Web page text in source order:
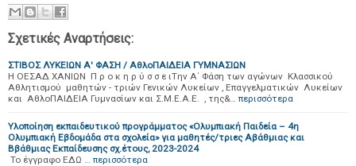
Σχετικές Αναρτήσεις:
ΣΤΙΒΟΣ ΛΥΚΕΙΩΝ Α' ΦΑΣΗ / ΑθλοΠΑΙΔΕΙΑ ΓΥΜΝΑΣΙΩΝ
Η ΟΕΣΑΔ ΧΑΝΙΩΝ Π ρ ο κ η ρ ύ σ σ ε ιTην Α΄ Φάση των αγώνων Κλασσικού
Αθλητισμού μαθητών - τριών Γενικών Λυκείων , Επαγγελματικών Λυκείων
και ΑθλοΠΑΙΔΕΙΑ Γυμνασίων και Σ.Μ.Ε.Α.Ε. , της&… περισσότερα
Υλοποίηση εκπαιδευτικού προγράμματος «Ολυμπιακή Παιδεία – 4η
Ολυμπιακή Εβδομάδα στα σχολεία» για μαθητές/τριες Αβάθμιας και
Ββάθμιας Εκπαίδευσης σχ.έτους, 2023-2024
Το έγγραφο ΕΔΩ … περισσότερα